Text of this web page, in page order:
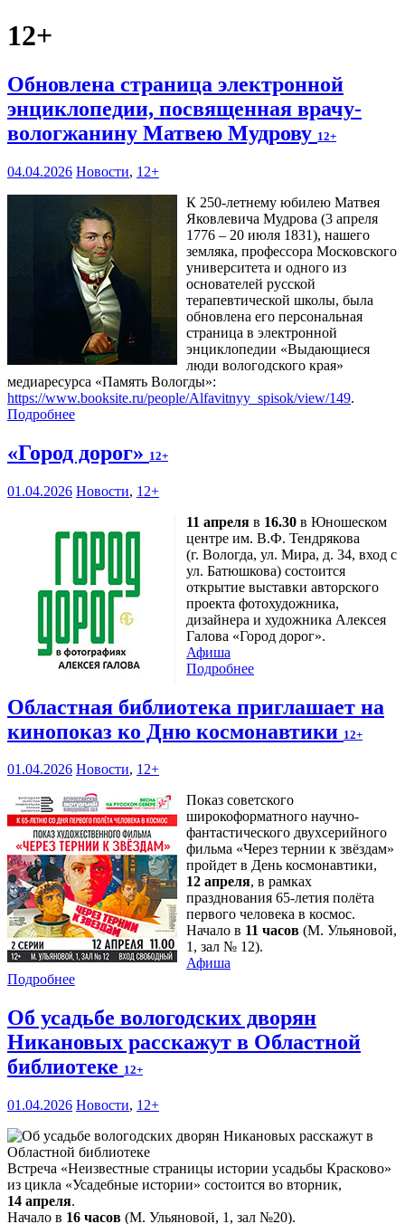
12+
Обновлена страница электронной
энциклопедии, посвященная врачу-
вологжанину Матвею Мудрову 12+
04.04.2026 Новости, 12+
К 250-летнему юбилею Матвея
Яковлевича Мудрова (3 апреля
1776 – 20 июля 1831), нашего
земляка, профессора Московского
университета и одного из
основателей русской
терапевтической школы, была
обновлена его персональная
страница в электронной
энциклопедии «Выдающиеся
люди вологодского края»
медиаресурса «Память Вологды»:
https://www.booksite.ru/people/Alfavitnyy_spisok/view/149.
Подробнее
«Город дорог» 12+
01.04.2026 Новости, 12+
11 апреля в 16.30 в Юношеском
центре им. В.Ф. Тендрякова
(г. Вологда, ул. Мира, д. 34, вход с
ул. Батюшкова) состоится
открытие выставки авторского
проекта фотохудожника,
дизайнера и художника Алексея
Галова «Город дорог».
Афиша
Подробнее
Областная библиотека приглашает на
кинопоказ ко Дню космонавтики 12+
01.04.2026 Новости, 12+
Показ советского
широкоформатного научно-
фантастического двухсерийного
фильма «Через тернии к звёздам»
пройдет в День космонавтики,
12 апреля, в рамках
празднования 65-летия полёта
первого человека в космос.
Начало в 11 часов (М. Ульяновой,
1, зал № 12).
Афиша
Подробнее
Об усадьбе вологодских дворян
Никановых расскажут в Областной
библиотеке 12+
01.04.2026 Новости, 12+
Встреча «Неизвестные страницы истории усадьбы Красково»
из цикла «Усадебные истории» состоится во вторник,
14 апреля.
Начало в 16 часов (М. Ульяновой, 1, зал №20).